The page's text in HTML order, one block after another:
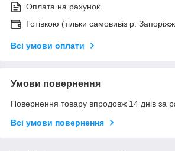
Оплата на рахунок
Готівкою (тільки самовивіз р.
Всі умови оплати
Умови повернення
Повернення товару впродовж 14 днів за
Всі умови повернення